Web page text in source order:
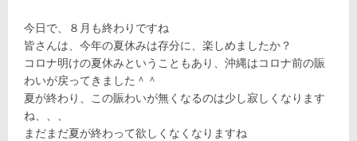
今日で、８月も終わりですね
皆さんは、今年の夏休みは存分に、楽しめましたか？
コロナ明けの夏休みということもあり、沖縄はコロナ前の賑
わいが戻ってきました＾＾
夏が終わり、この賑わいが無くなるのは少し寂しくなります
ね、、、
まだまだ夏が終わって欲しくなくなりますね